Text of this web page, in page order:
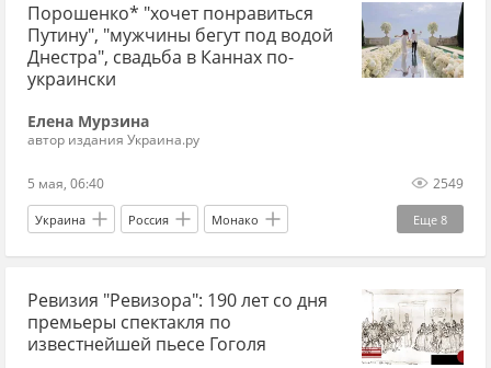
СИЗО ООН генпрокуратура
Эксклюзив Украина.ру
Порошенко* "хочет понравиться
Путину", "мужчины бегут под водой
Днестра", свадьба в Каннах по-
украински
Елена Мурзина
автор издания Украина.ру
5 мая, 06:40 2549
Еще 8
Украина Россия Монако
Петр Порошенко* Исаак Левитан
Максим Галкин Вооруженные силы Украины
Госпогранслужба Рада Эксклюзив
Ревизия "Ревизора": 190 лет со дня
премьеры спектакля по
известнейшей пьесе Гоголя